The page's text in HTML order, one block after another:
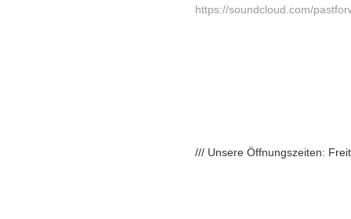
https://soundcloud.com/
/// Unsere Öffnungszeiten: